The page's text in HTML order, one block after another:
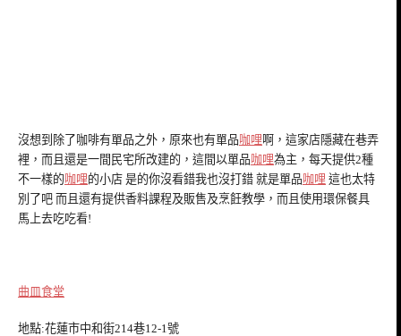
沒想到除了咖啡有單品之外，原來也有單品咖哩啊，這家店隱藏在巷弄
裡，而且還是一間民宅所改建的，這間以單品咖哩為主，每天提供2種
不一樣的咖哩的小店 是的你沒看錯我也沒打錯 就是單品咖哩 這也太特
別了吧 而且還有提供香料課程及販售及烹飪教學，而且使用環保餐具
馬上去吃吃看!
曲皿食堂
地點:花蓮市中和街214巷12-1號